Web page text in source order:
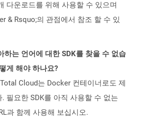
다운로드를 위해 사용할 수 있으며
& Rsquo;의 관점에서 참조 할 수 있
하는 언어에 대한 SDK를 찾을 수 없습
게 해야 하나요?
Cloud는 Docker 컨테이너로도 제
. 필요한 SDK를 아직 사용할 수 없는
과 함께 사용해 보십시오.